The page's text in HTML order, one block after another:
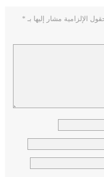
الإلزامية مشار إليها بـ *